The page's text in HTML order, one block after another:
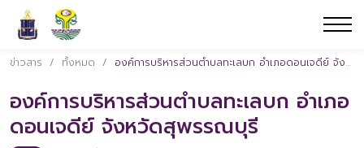
ข่าวสาร / ทั้งหมด / องค์การบริหารส่วนตำบลทะเลบก อำเภอดอนเจดีย์ จังหวัดสุพรรณบุรี
องค์การบริหารส่วนตำบลทะเลบก อำเภอ
ดอนเจดีย์ จังหวัดสุพรรณบุรี